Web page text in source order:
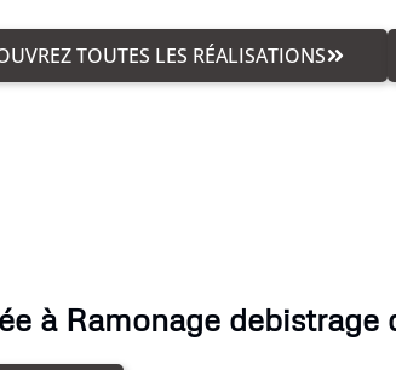
TOUTES LES RÉALISATIONS
à Ramonage